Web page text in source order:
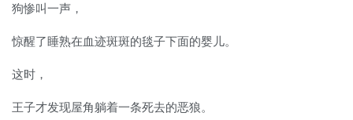
狗惨叫一声，
惊醒了睡熟在血迹斑斑的毯子下面的婴儿。
这时，
王子才发现屋角躺着一条死去的恶狼。